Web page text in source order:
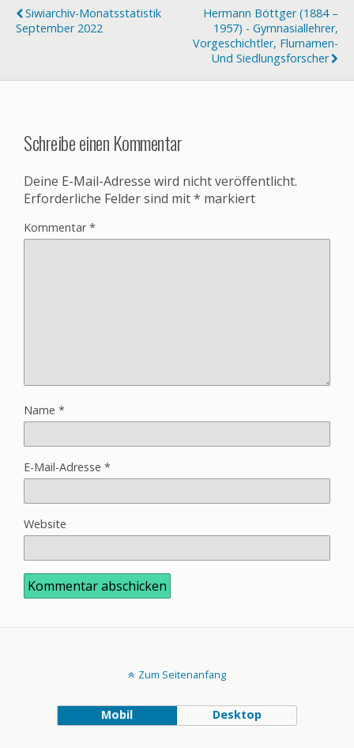
Siwiarchiv-Monatsstatistik
September 2022
Hermann Böttger (1884 –
1957) - Gymnasiallehrer,
Vorgeschichtler, Flurnamen-
Und Siedlungsforscher
Schreibe einen Kommentar
Deine E-Mail-Adresse wird nicht veröffentlicht.
Erforderliche Felder sind mit* markiert
Kommentar*
Name *
E-Mail-Adresse *
Website
Zum Seitenanfang
Mobil Desktop